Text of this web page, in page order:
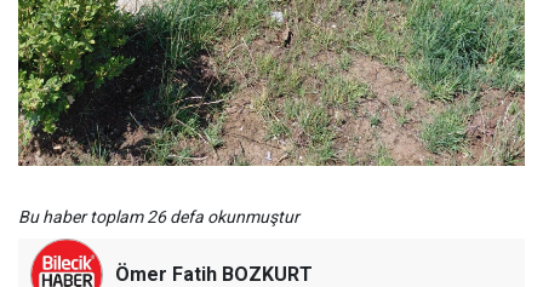
Bu haber toplam 26 defa okunmuştur
Ömer Fatih BOZKURT